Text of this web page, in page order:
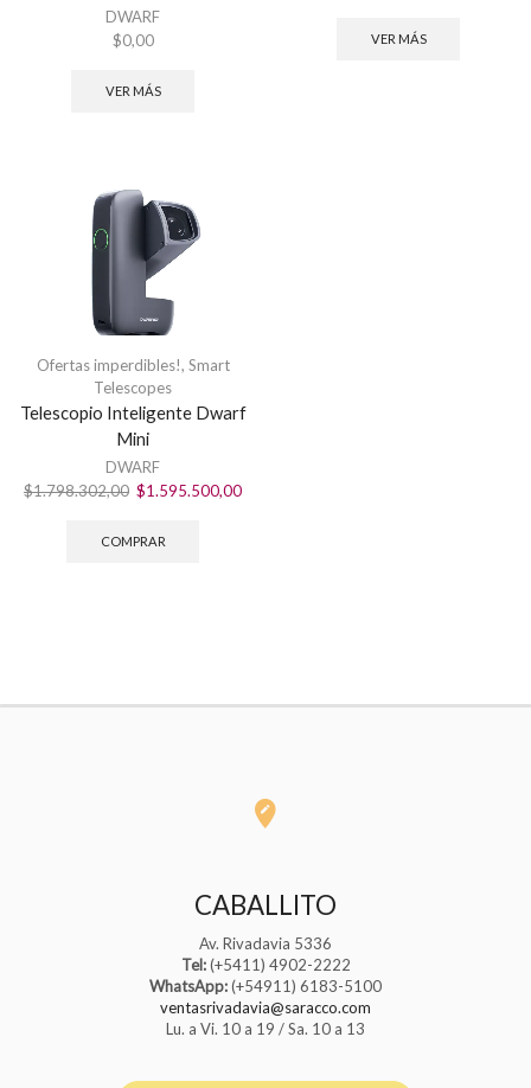
DWARF
$0,00
VER MÁS
original
VER MÁS
Ofertas imperdibles!, Smart
Telescopes
Telescopio Inteligente Dwarf
Mini
DWARF
$1.798.302,00 El
original
$1.595.500,00El
COMPRAR
CABALLITO
Av. Rivadavia 5336
Tel:(+5411) 4902-2222
WhatsApp:(+54911) 6183-5100
ventasrivadavia@saracco.com
Lu. a Vi. 10 a 19 / Sa. 10 a 13